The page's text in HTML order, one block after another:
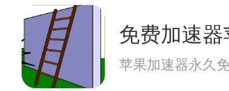
免费加速
苹果加速器永久